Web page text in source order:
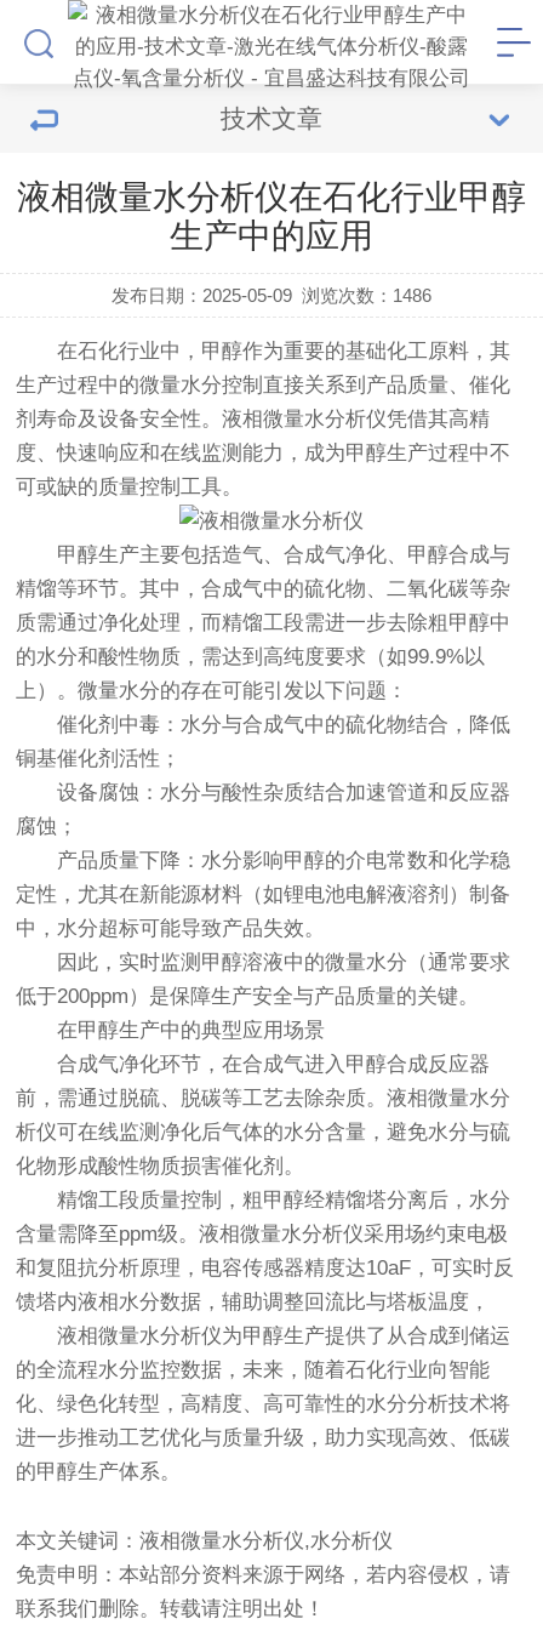
技术文章
液相微量水分析仪在石化行业甲醇
生产中的应用
发布日期：2025-05-09 浏览次数： 1486
在石化行业中，甲醇作为重要的基础化工原料，其
生产过程中的微量水分控制直接关系到产品质量、催化
剂寿命及设备安全性。液相微量水分析仪凭借其高精
度、快速响应和在线监测能力，成为甲醇生产过程中不
可或缺的质量控制工具。
甲醇生产主要包括造气、合成气净化、甲醇合成与
精馏等环节。其中，合成气中的硫化物、二氧化碳等杂
质需通过净化处理，而精馏工段需进一步去除粗甲醇中
的水分和酸性物质，需达到高纯度要求（如99.9%以
上）。微量水分的存在可能引发以下问题：
催化剂中毒：水分与合成气中的硫化物结合，降低
铜基催化剂活性；
设备腐蚀：水分与酸性杂质结合加速管道和反应器
腐蚀；
产品质量下降：水分影响甲醇的介电常数和化学稳
定性，尤其在新能源材料（如锂电池电解液溶剂）制备
中，水分超标可能导致产品失效。
因此，实时监测甲醇溶液中的微量水分（通常要求
低于200ppm）是保障生产安全与产品质量的关键。
在甲醇生产中的典型应用场景
合成气净化环节，在合成气进入甲醇合成反应器
前，需通过脱硫、脱碳等工艺去除杂质。液相微量水分
析仪可在线监测净化后气体的水分含量，避免水分与硫
化物形成酸性物质损害催化剂。
精馏工段质量控制，粗甲醇经精馏塔分离后，水分
含量需降至ppm级。液相微量水分析仪采用场约束电极
和复阻抗分析原理，电容传感器精度达10aF，可实时反
馈塔内液相水分数据，辅助调整回流比与塔板温度，
液相微量水分析仪为甲醇生产提供了从合成到储运
的全流程水分监控数据，未来，随着石化行业向智能
化、绿色化转型，高精度、高可靠性的水分分析技术将
进一步推动工艺优化与质量升级，助力实现高效、低碳
的甲醇生产体系。
本文关键词：液相微量水分析仪,水分析仪
免责申明：本站部分资料来源于网络，若内容侵权，请
联系我们删除。转载请注明出处！